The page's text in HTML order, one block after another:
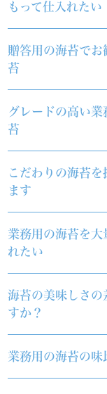
もって仕入れたい
贈答用の海苔でお
苔
グレードの高い業
苔
こだわりの海苔を
ます
業務用の海苔を大
れたい
海苔の美味しさの
すか？
業務用の海苔の味